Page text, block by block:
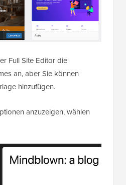
Full Site Editor die
an, aber Sie können
hinzufügen.
anzuzeigen, wählen